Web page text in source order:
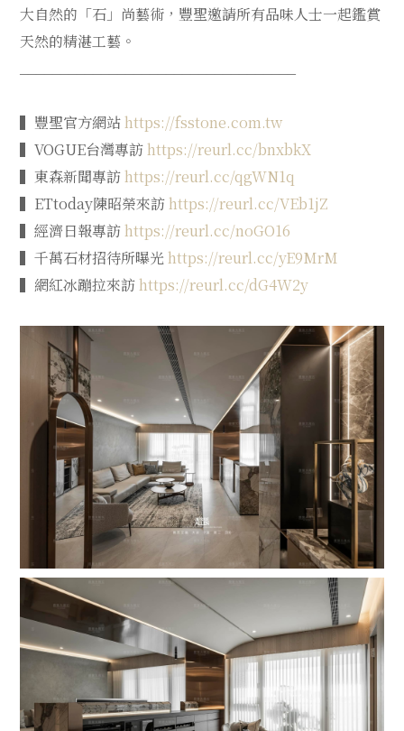
大自然的「石」尚藝術，豐聖邀請所有品味人士一起鑑賞
天然的精湛工藝。
▍豐聖官方網站https://fsstone.com.tw
▍VOGUE台灣專訪https://reurl.cc/bnxbkX
▍東森新聞專訪https://reurl.cc/qgWN1q
▍ETtoday陳昭榮來訪https://reurl.cc/VEb1jZ
▍經濟日報專訪https://reurl.cc/noGO16
▍千萬石材招待所曝光https://reurl.cc/yE9MrM
▍網紅冰蹦拉來訪https://reurl.cc/dG4W2y